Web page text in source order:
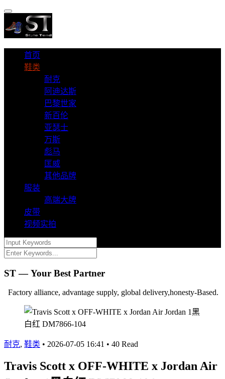
首页
鞋类
耐克
阿迪达斯
巴黎世家
新百伦
亚瑟士
万斯
彪马
匡威
其他品牌
服装
高端大牌
皮带
视频实拍
ST — Your Best Partner
Factory alliance, advantage supply, global delivery,honesty-Based.
耐克, 鞋类 • 2026-07-05 16:41 • 40 Read
Travis Scott x OFF-WHITE x Jordan Air